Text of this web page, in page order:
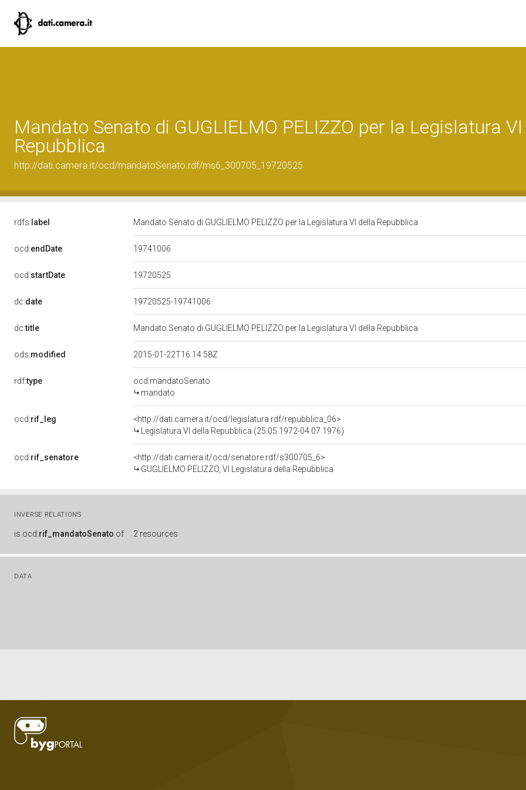
Mandato Senato di GUGLIELMO PELIZZO per la Legislatura
Repubblica
http://dati.camera.it/ocd/mandatoSenato.rdf/ms6_300705_19720525
rdfs: label Mandato Senato di GUGLIELMO PELIZZO per la Legislatura VI della Repubblica
ocd:endDate 19741006
ocd:startDate 19720525
dc:date 19720525-19741006
dc:title Mandato Senato di GUGLIELMO PELIZZO per la Legislatura VI della Repubblica
ods:modified 2015-01-22T16:14:58Z
rdf:type
ocd:mandatoSenato
mandato
ocd:rif_leg
<http://dati.camera.it/ocd/legislatura.rdf/repubblica_06>
Legislatura VI della Repubblica (25.05.1972-04.07.1976)
ocd:rif_senatore
<http://dati.camera.it/ocd/senatore.rdf/s300705_6>
GUGLIELMO PELIZZO, VI Legislatura della Repubblica
INVERSE RELATIONS
is ocd:rif_mandatoSenato of 2 resources
DATA